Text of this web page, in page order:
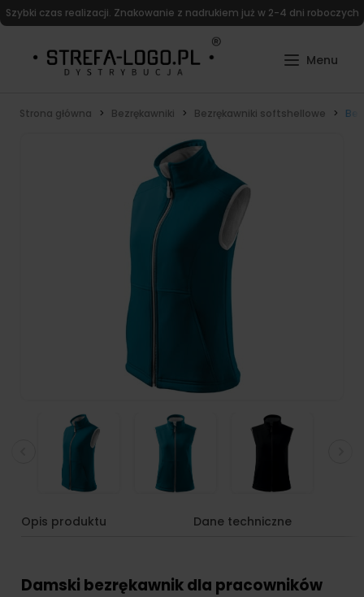
Szybki czas realizacji. Znakowanie z nadrukiem już w 2-4 dni roboczych
Strona główna Bezrękawniki Bezrękawniki softshellowe
Opis produktu Dane techniczne
Damski bezrękawnik dla pracowników